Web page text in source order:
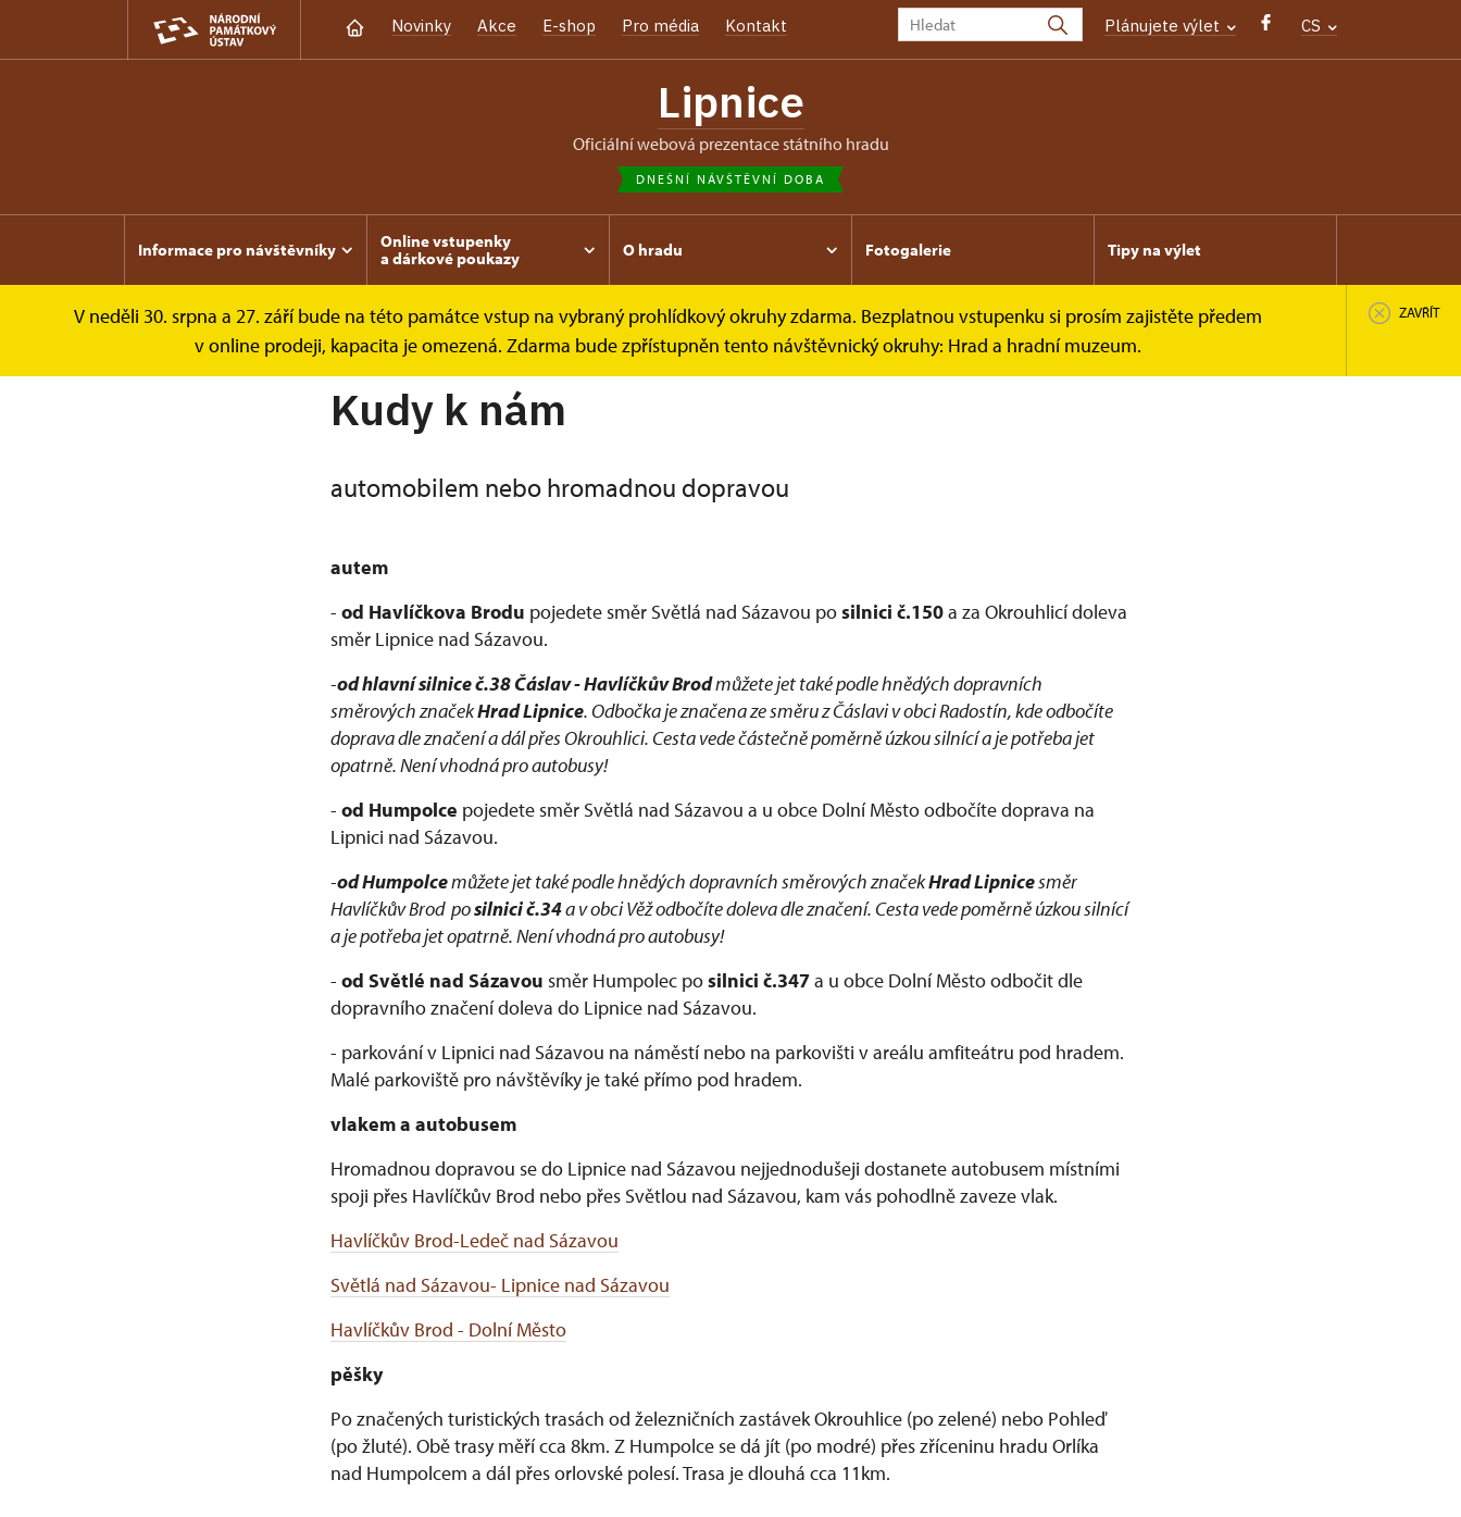
Novinky Akce E-shop Pro média Kontakt Plánujete výlet CS
Lipnice
oficiální webová prezentace státního hradu
DNEŠNÍ NÁVŠTĚVNÍ DOBA
Informace pro návštěvníky
Online vstupenky
a dárkové poukazy
O hradu Fotogalerie Tipy na výlet
V neděli 30. srpna a 27. září bude na této památce vstup na vybraný prohlídkový okruhy zdarma. Bezplatnou vstupenku si prosím zajistěte předem
v online prodeji, kapacita je omezená. Zdarma bude zpřístupněn tento návštěvnický okruhy: Hrad a hradní muzeum.
ZAVŘÍT
Lipnice Informace pro návštěvníky Kudy k nám
Kudy k nám
automobilem nebo hromadnou dopravou
autem
- od Havlíčkova Brodu pojedete směr Světlá nad Sázavou posilnici č.150a za Okrouhlicí doleva
směr Lipnice nad Sázavou.
-od hlavní silnice č.38 Čáslav - Havlíčkův Brodmůžete jet také podle hnědých dopravních
směrových značekHrad Lipnice. Odbočka je značena ze směru z Čáslavi v obci Radostín, kde odbočíte
doprava dle značení a dál přes Okrouhlici. Cesta vede částečně poměrně úzkou silnící a je potřeba jet
opatrně. Není vhodná pro autobusy!
- od Humpolce pojedete směr Světlá nad Sázavou a u obce Dolní Město odbočíte doprava na
Lipnici nad Sázavou.
-od Humpolcemůžete jet také podle hnědých dopravních směrových značekHrad Lipnicesměr
Havlíčkův Brod posilnici č.34a v obci Věž odbočíte doleva dle značení. Cesta vede poměrně úzkou silnící
a je potřeba jet opatrně. Není vhodná pro autobusy!
- od Světlé nad Sázavou směr Humpolec posilnici č.347a u obce Dolní Město odbočit dle
dopravního značení doleva do Lipnice nad Sázavou.
- parkování v Lipnici nad Sázavou na náměstí nebo na parkovišti v areálu amfiteátru pod hradem.
Malé parkoviště pro návštěvíky je také přímo pod hradem.
vlakem a autobusem
Hromadnou dopravou se do Lipnice nad Sázavou nejjednodušeji dostanete autobusem místními
spoji přes Havlíčkův Brod nebo přes Světlou nad Sázavou, kam vás pohodlně zaveze vlak.
Havlíčkův Brod-Ledeč nad Sázavou
Světlá nad Sázavou- Lipnice nad Sázavou
Havlíčkův Brod - Dolní Město
pěšky
Po značených turistických trasách od železničních zastávek Okrouhlice (po zelené) nebo Pohleď
(po žluté). Obě trasy měří cca 8km. Z Humpolce se dá jít (po modré) přes zříceninu hradu Orlíka
nad Humpolcem a dál přes orlovské polesí. Trasa je dlouhá cca 11km.